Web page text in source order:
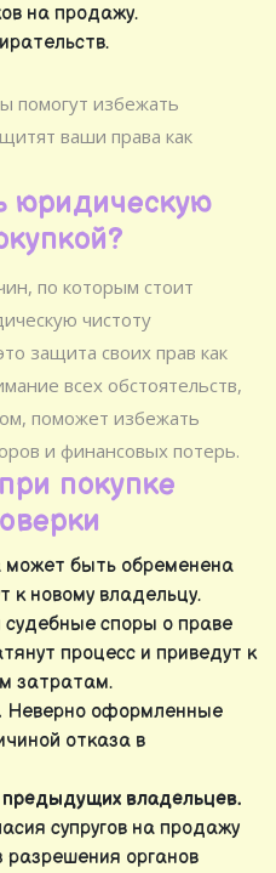
на продажу.
помогут избежать
ваши права как
юридическую
по которым стоит
чистоту
защита своих прав как
всех обстоятельств,
поможет избежать
и финансовых потерь.
покупке
может быть обременена
к новому владельцу.
споры о праве
процесс и приведут к
затратам.
Неверно оформленные
отказа в
владельцев.
супругов на продажу
органов